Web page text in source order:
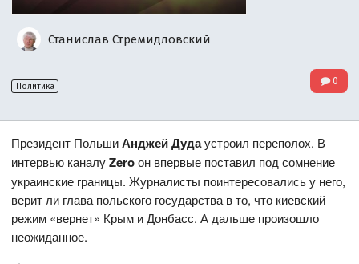
Станислав Стремидловский
Политика 0
Президент ПольшиАнджей Дудаустроил переполох. В
интервью каналуZeroон впервые поставил под сомнение
украинские границы. Журналисты поинтересовались у него,
верит ли глава польского государства в то, что киевский
режим «вернет» Крым и Донбасс. А дальше произошло
неожиданное.